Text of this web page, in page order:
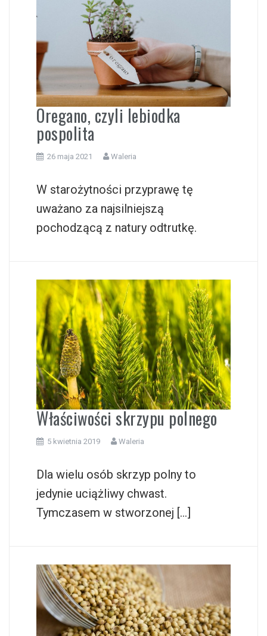
Oregano, czyli lebiodka
pospolita
26 maja 2021 Waleria
W starożytności przyprawę tę
uważano za najsilniejszą
pochodzącą z natury odtrutkę.
Właściwości skrzypu polnego
5 kwietnia 2019 Waleria
Dla wielu osób skrzyp polny to
jedynie uciążliwy chwast.
Tymczasem w stworzonej […]